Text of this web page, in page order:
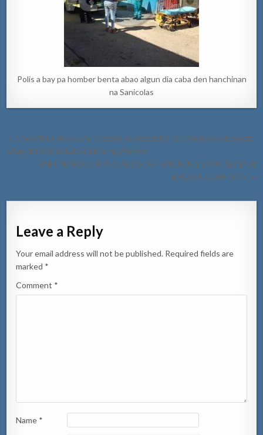
Polis a bay pa homber benta abao algun dia caba den hanchinan
na Sanicolas
Post
navigation
← Chauffeur di s.u.v. no a regula su velocidad ni a mantene distancia
a bay dal tras di auto chikito na Ponton
UNIT NARCOTICA CU DOS DETENCION Y CANTIDAD DI
DROGA CONFISCA →
Leave a Reply
Your email address will not be published. Required fields are
marked *
Comment *
Name *